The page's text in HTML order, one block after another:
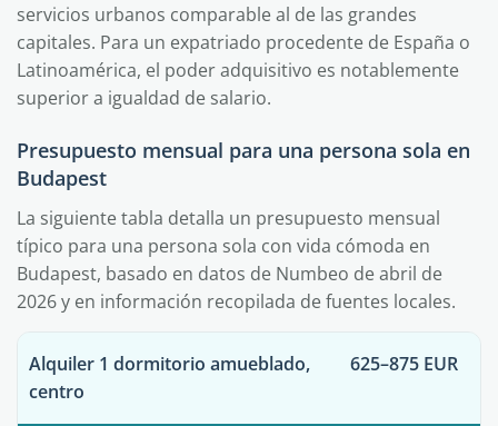
servicios urbanos comparable al de las grandes
capitales. Para un expatriado procedente de España o
Latinoamérica, el poder adquisitivo es notablemente
superior a igualdad de salario.
Presupuesto mensual para una persona sola en
Budapest
La siguiente tabla detalla un presupuesto mensual
típico para una persona sola con vida cómoda en
Budapest, basado en datos de Numbeo de abril de
2026 y en información recopilada de fuentes locales.
Alquiler 1 dormitorio amueblado,
centro
625–875 EUR